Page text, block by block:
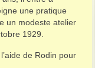
une pratique
un modeste atelier
1929.
de Rodin pour